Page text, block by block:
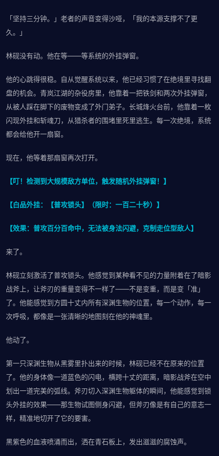
「坚持三分钟。」老者的声音变得沙哑，「我的本源支撑不了更
久。」
林砚没有动。他在等——等系统的外挂弹窗。
他的心跳得很稳。自从觉醒系统以来，他已经习惯了在绝境里寻找翻
盘的机会。青岚江湖的杂役房里，他靠着一把铁剑和两次外挂弹窗，
从被人踩在脚下的废物变成了外门弟子。长城烽火台前，他靠着一枚
闪现外挂和斩魂刀，从猎杀者的围堵里死里逃生。每一次绝境，系统
都会给他开一扇窗。
现在，他等着那扇窗再次打开。
【叮！检测到大规模敌方单位，触发随机外挂弹窗！】
【白品外挂：【普攻锁头】（限时：一百二十秒）】
【效果：普攻百分百命中，无法被身法闪避，克制走位型敌人】
来了。
林砚立刻激活了普攻锁头。他感觉到某种看不见的力量附着在了暗影
战斧上，让斧刃的重量变得不一样了——不是变重，而是变「准」
了。他能感觉到方圆十丈内所有深渊生物的位置，每一个动作，每一
次呼吸，都像是一张清晰的地图刻在他的神魂里。
他动了。
第一只深渊生物从黑雾里扑出来的时候，林砚已经不在原来的位置
了。他的身体像一道蓝色的闪电，横跨十丈的距离，暗影战斧在空中
划出一道完美的弧线。斧刃切入深渊生物躯体的瞬间，他能感觉到锁
头外挂的效果——那生物试图侧身闪避，但斧刃像是有自己的意志一
样，精准地切开了它的要害。
黑紫色的血液喷涌而出，洒在青石板上，发出滋滋的腐蚀声。